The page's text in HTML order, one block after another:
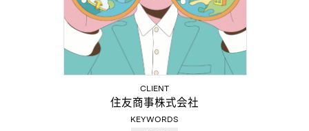
CLIENT
住友商事株式会社
KEYWORDS